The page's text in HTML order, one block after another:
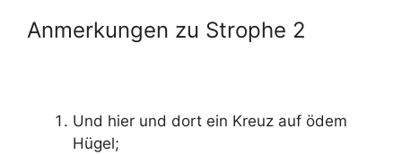
Anmerkungen zu Strophe 2
Und hier und dort ein Kreuz auf ödem
Hügel;